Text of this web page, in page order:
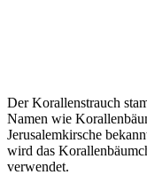
Der Korallenstrauch
Namen wie
Jerusalemkirsche
wird das
verwendet.